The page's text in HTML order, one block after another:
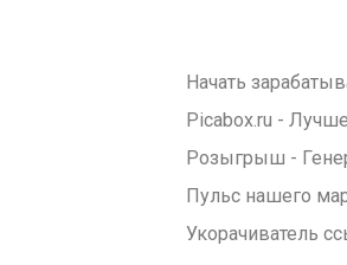
Начать
Picabox.ru -
Розыгрыш -
Пульс нашего
Укорачиватель